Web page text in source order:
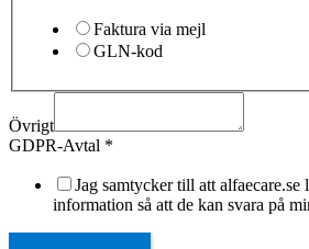
Faktura via mejl
GLN-kod
Övrigt
GDPR-Avtal *
Jag samtycker till att alfaecare.se
information så att de kan svara på